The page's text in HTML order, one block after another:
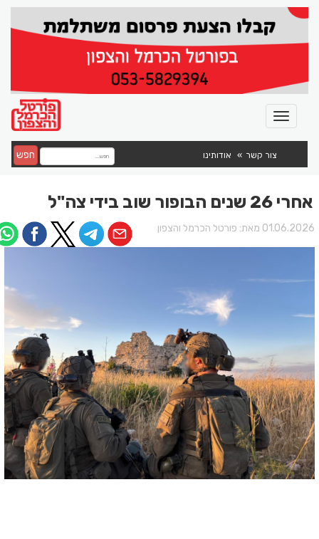
צור קשר אודותינו חפש
אחרי 26 שנים הבופור שוב בידי צה"ל
מאת: פורטל הכרמל והצפון